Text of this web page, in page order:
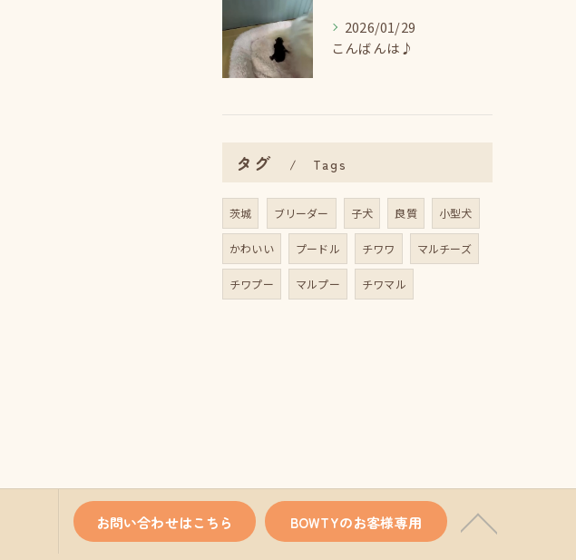
2026/01/29
こんばんは♪
タグ Tags
茨城 ブリーダー 子犬 良質 小型犬
かわいい プードル チワワ マルチーズ
チワプー マルプー チワマル
お問い合わせはこちら BOWTYのお客様専用